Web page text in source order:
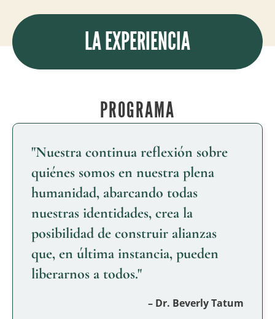
LA EXPERIENCIA
PROGRAMA
"Nuestra continua reflexión sobre
quiénes somos en nuestra plena
humanidad, abarcando todas
nuestras identidades, crea la
posibilidad de construir alianzas
que, en última instancia, pueden
liberarnos a todos."
– Dr. Beverly Tatum